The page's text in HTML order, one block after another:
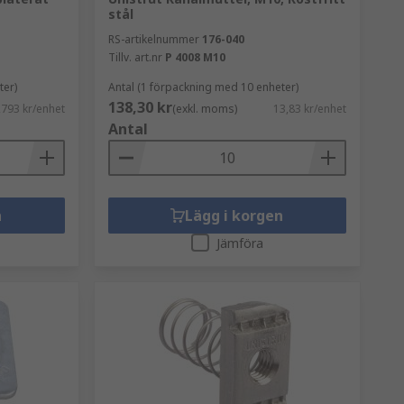
kr/enhet
stål
RS-artikelnummer 176-040
Tillv. art.nr P 4008 M10
Antal (1 förpackning med 10 enheter)
138,30 kr(exkl. moms) 13,83 kr/enhet
Antal
Lägg i korgen
Jämföra